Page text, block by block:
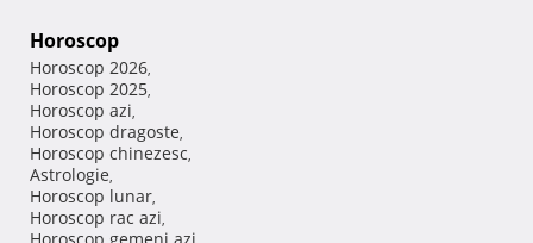
Horoscop
Horoscop 2026,
Horoscop 2025,
Horoscop azi,
Horoscop dragoste,
Horoscop chinezesc,
Astrologie,
Horoscop lunar,
Horoscop rac azi,